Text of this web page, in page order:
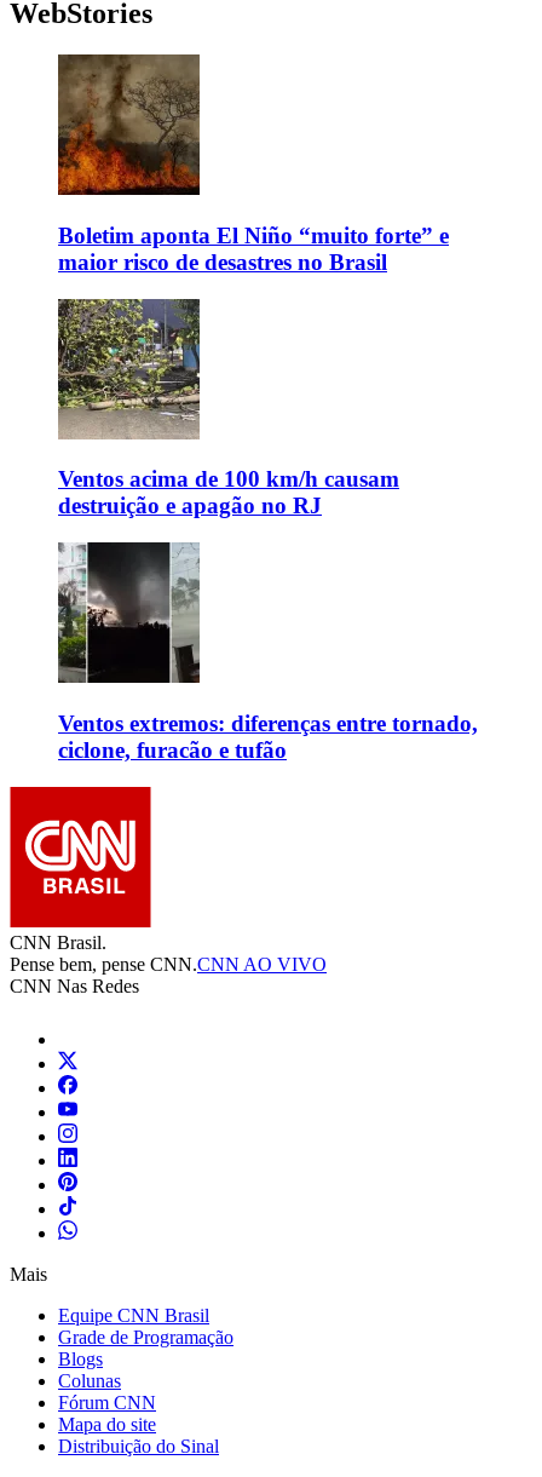
WebStories
Boletim aponta El Niño “muito forte” e
maior risco de desastres no Brasil
Ventos acima de 100 km/h causam
destruição e apagão no RJ
Ventos extremos: diferenças entre tornado,
ciclone, furacão e tufão
CNN Brasil.
Pense bem, pense CNN.CNN AO VIVO
CNN Nas Redes
Mais
Equipe CNN Brasil
Grade de Programação
Blogs
Colunas
Fórum CNN
Mapa do site
Distribuição do Sinal